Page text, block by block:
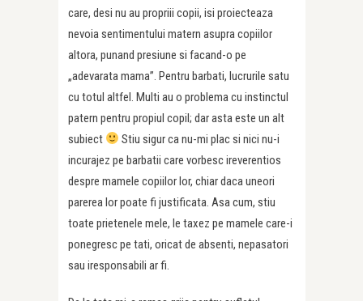
care, desi nu au propriii copii, isi proiecteaza
nevoia sentimentului matern asupra copiilor
altora, punand presiune si facand-o pe
„adevarata mama”. Pentru barbati, lucrurile satu
cu totul altfel. Multi au o problema cu instinctul
patern pentru propiul copil; dar asta este un alt
subiect
Stiu sigur ca nu-mi plac si nici nu-i
incurajez pe barbatii care vorbesc ireverentios
despre mamele copiilor lor, chiar daca uneori
parerea lor poate fi justificata. Asa cum, stiu
toate prietenele mele, le taxez pe mamele care-i
ponegresc pe tati, oricat de absenti, nepasatori
sau iresponsabili ar fi.